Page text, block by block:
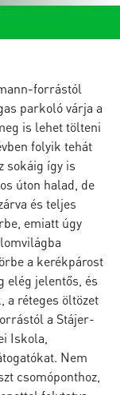
forrástól
parkoló várja a
is lehet tölteni
folyik tehát
sokáig így is
úton halad, de
és teljes
emiatt úgy
a kerékpárost
elég jelentős, és
a réteges öltözet
a Stájer-
Iskola,
Nem
csomóponthoz,